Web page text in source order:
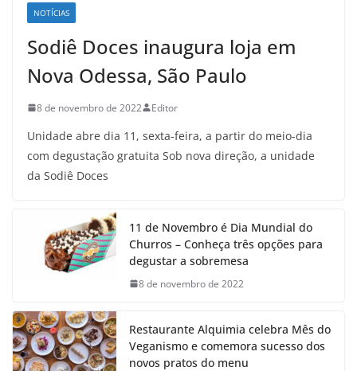
NOTÍCIAS
Sodiê Doces inaugura loja em
Nova Odessa, São Paulo
8 de novembro de 2022 Editor
Unidade abre dia 11, sexta-feira, a partir do meio-dia
com degustação gratuita Sob nova direção, a unidade
da Sodiê Doces
11 de Novembro é Dia Mundial do
Churros – Conheça três opções para
degustar a sobremesa
8 de novembro de 2022
Restaurante Alquimia celebra Mês do
Veganismo e comemora sucesso dos
novos pratos do menu